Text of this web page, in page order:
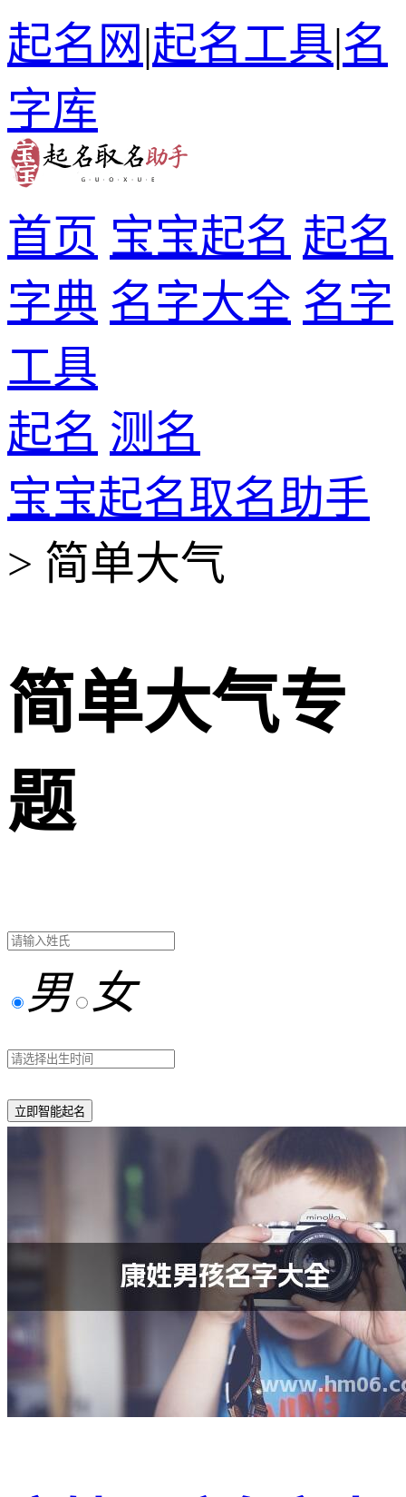
起名网|起名工具|名
字库
首页 宝宝起名 起名
字典 名字大全 名字
工具
起名 测名
宝宝起名取名助手
> 简单大气
简单大气专
题
男 女
立即智能起名